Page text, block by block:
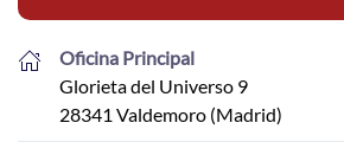
Oficina Principal
Glorieta del Universo 9
28341 Valdemoro (Madrid)